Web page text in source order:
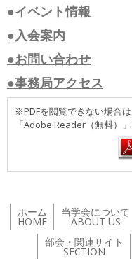
●イベント情報
●入会案内
●お問い合わせ
●事務局アクセス
※PDFを閲覧できない場合
「Adobe Reader（無料）
ホーム
HOME
当学会について
ABOUT US
部会・関連サイト
SECTION